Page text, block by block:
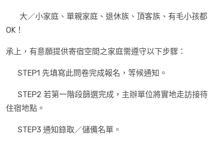
大／小家庭、單親家庭、退休族、頂客族、有毛小孩都
OK！
承上，有意願提供寄宿空間之家庭需遵守以下步驟：
STEP1 先填寫此問卷完成報名，等候通知。
STEP2 若第一階段篩選完成，主辦單位將實地走訪接待
住宿地點。
STEP3 通知錄取／儲備名單。